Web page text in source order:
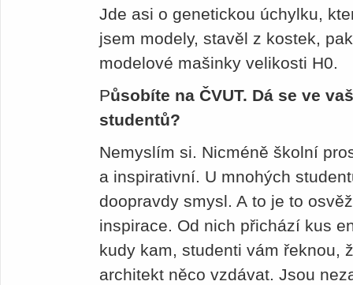
Jde asi o genetickou úchylku,
jsem modely, stavěl z kostek,
modelové mašinky velikosti H0.
Působíte na ČVUT. Dá se ve
studentů?
Nemyslím si. Nicméně školní
a inspirativní. U mnohých
doopravdy smysl. A to je to
inspirace. Od nich přichází kus
kudy kam, studenti vám řeknou,
architekt něco vzdávat. Jsou